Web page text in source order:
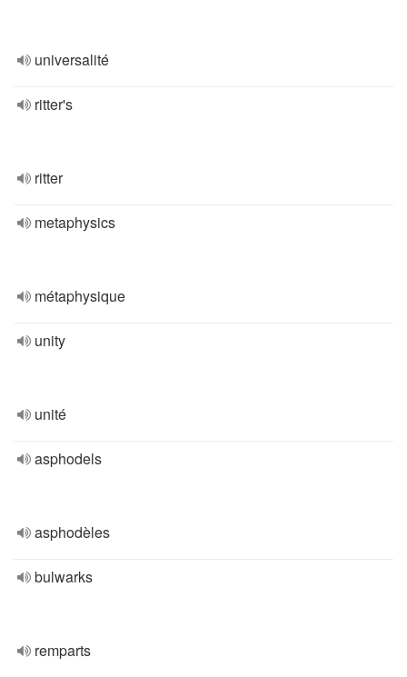
universalité
ritter's
ritter
metaphysics
métaphysique
unity
unité
asphodels
asphodèles
bulwarks
remparts